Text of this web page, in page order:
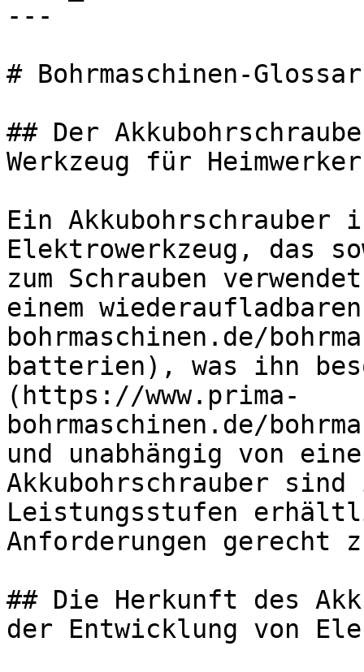
---
# Bohrmaschinen-
## Der
Werkzeug für
Ein
Elektrowerkzeug, das
zum Schrauben
einem
bohrmaschinen.de/
batterien), was ihn
(https://www.prima-
bohrmaschinen.de/
und unabhängig von
Akkubohrschrauber
Leistungsstufen
Anforderungen gerecht
## Die Herkunft des
der Entwicklung von